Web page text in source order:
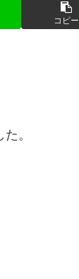
コピー
。